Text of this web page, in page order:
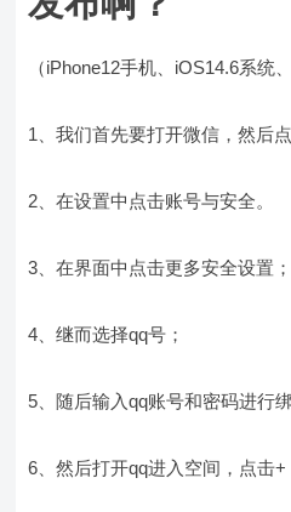
（iPhone12手机、iOS14.6系统
1、我们首先要打开微信，然后
2、在设置中点击账号与安全。
3、在界面中点击更多安全设置；
4、继而选择qq号；
5、随后输入qq账号和密码进行绑
6、然后打开qq进入空间，点击+